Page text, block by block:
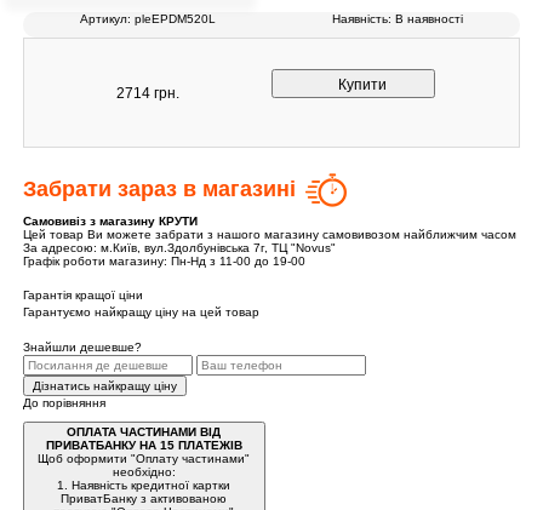
Артикул: pleEPDM520L Наявність: В наявності
2714грн. Купити
Забрати зараз в магазині
Самовивіз з магазину КРУТИ
Цей товар Ви можете забрати з нашого магазину самовивозом найближчим часом
За адресою: м.Київ, вул.Здолбунівська 7г, ТЦ "Novus"
Графік роботи магазину: Пн-Нд з 11-00 до 19-00
Гарантія кращої ціни
Гарантуємо найкращу ціну на цей товар
Знайшли дешевше?
Дізнатись найкращу ціну
До порівняння
ОПЛАТА ЧАСТИНАМИ ВІД
ПРИВАТБАНКУ НА 15 ПЛАТЕЖІВ
Щоб оформити "Оплату частинами"
необхідно:
1. Наявність кредитної картки
ПриватБанку з активованою